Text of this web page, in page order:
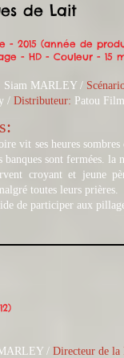
de Lait
- 2015 (année de
- HD - Couleur - 15
Siam MARLEY /
/ Distributeur: Patou
vit ses heures
banques sont fermées. la
croyant et jeune
toutes leurs prières.
de participer aux
/ Directeur de la